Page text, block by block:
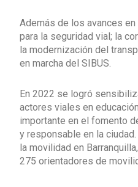
Además de los avances en
para la seguridad vial; la
la modernización del
en marcha del SIBUS.
En 2022 se logró
actores viales en
importante en el fomento
y responsable en la
la movilidad en
275 orientadores de